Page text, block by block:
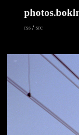
rss / src